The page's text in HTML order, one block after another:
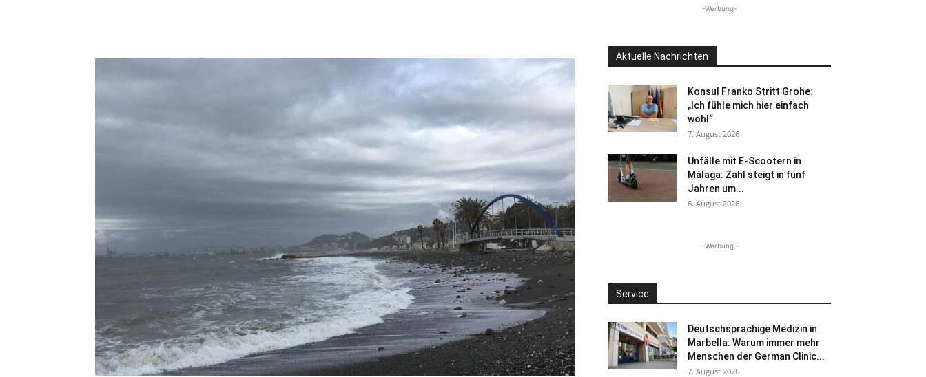
-Werbung-
Aktuelle Nachrichten
Konsul Franko Stritt Grohe:
„Ich fühle mich hier einfach
wohl“
7. August 2026
Unfälle mit E-Scootern in
Málaga: Zahl steigt in fünf
Jahren um...
6. August 2026
- Werbung -
Service
Deutschsprachige Medizin in
Marbella: Warum immer mehr
Menschen der German Clinic...
7. August 2026